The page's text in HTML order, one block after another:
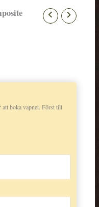
boka vapnet. Först till